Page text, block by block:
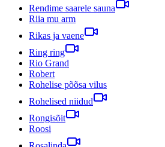
Rendime saarele sauna
Riia mu arm
Rikas ja vaene
Ring ring
Rio Grand
Robert
Rohelise põõsa vilus
Rohelised niidud
Rongisõit
Roosi